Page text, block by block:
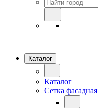
Каталог
Каталог
Сетка фасадная